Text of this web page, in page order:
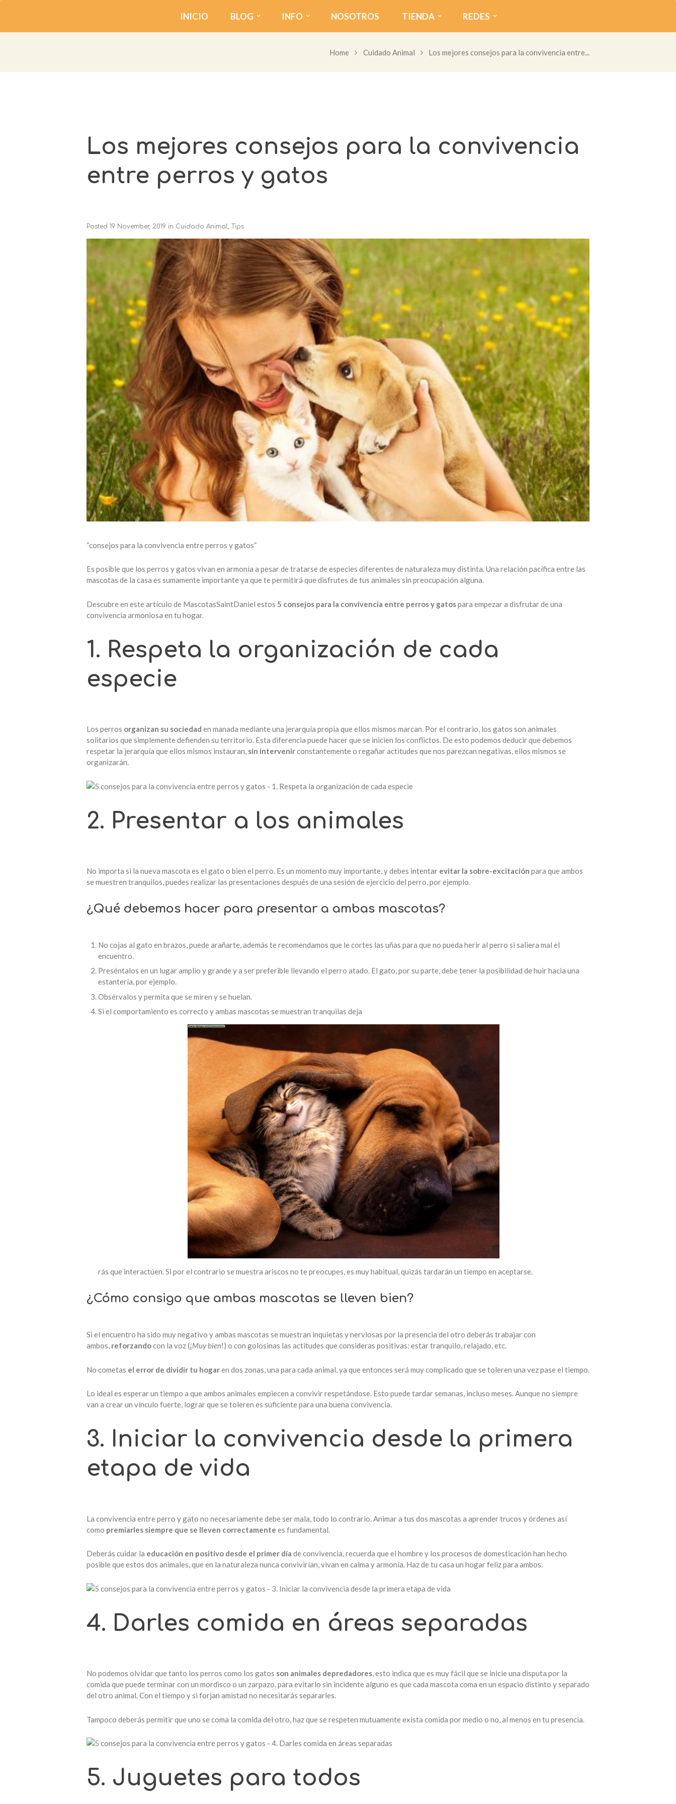
INICIO BLOG INFO NOSOTROS TIENDA REDES
Home Cuidado Animal Los mejores consejos para la convivencia entre...
Los mejores consejos para la convivencia
entre perros y gatos
Posted 19 November, 2019 in Cuidado Animal Tips
“consejos para la convivencia entre perros y gatos”
Es posible que los perros y gatos vivan en armonía a pesar de tratarse de especies diferentes de naturaleza muy distinta. Una relación pacífica entre las
mascotas de la casa es sumamente importante ya que te permitirá que disfrutes de tus animales sin preocupación alguna.
Descubre en este artículo de MascotasSaintDaniel estos 5 consejos para la convivencia entre perros y gatospara empezar a disfrutar de una
convivencia armoniosa en tu hogar.
1. Respeta la organización de cada
especie
Los perros organizan su sociedad en manada mediante una jerarquía propia que ellos mismos marcan. Por el contrario, los gatos son animales
solitarios que simplemente defienden su territorio. Esta diferencia puede hacer que se inicien los conflictos. De esto podemos deducir que debemos
respetar la jerarquía que ellos mismos instauran, sin intervenirconstantemente o regañar actitudes que nos parezcan negativas, ellos mismos se
organizarán.
2. Presentar a los animales
No importa si la nueva mascota es el gato o bien el perro. Es un momento muy importante, y debes intentar evitar la sobre-excitación para que ambos
se muestren tranquilos, puedes realizar las presentaciones después de una sesión de ejercicio del perro, por ejemplo.
¿Qué debemos hacer para presentar a ambas mascotas?
No cojas al gato en brazos, puede arañarte, además te recomendamos que le cortes las uñas para que no pueda herir al perro si saliera mal el
encuentro.
Preséntalos en un lugar amplio y grande y a ser preferible llevando el perro atado. El gato, por su parte, debe tener la posibilidad de huir hacia una
estantería, por ejemplo.
Obsérvalos y permita que se miren y se huelan.
Si el comportamiento es correcto y ambas mascotas se muestran tranquilas deja
rás que interactúen. Si por el contrario se muestra ariscos no te preocupes, es muy habitual, quizás tardarán un tiempo en aceptarse.
¿Cómo consigo que ambas mascotas se lleven bien?
Si el encuentro ha sido muy negativo y ambas mascotas se muestran inquietas y nerviosas por la presencia del otro deberás trabajar con
ambos, reforzandocon la voz (¡Muy bien!) o con golosinas las actitudes que consideras positivas: estar tranquilo, relajado, etc.
No cometas el error de dividir tu hogaren dos zonas, una para cada animal, ya que entonces será muy complicado que se toleren una vez pase el tiempo.
Lo ideal es esperar un tiempo a que ambos animales empiecen a convivir respetándose. Esto puede tardar semanas, incluso meses. Aunque no siempre
van a crear un vínculo fuerte, lograr que se toleren es suficiente para una buena convivencia.
3. Iniciar la convivencia desde la primera
etapa de vida
La convivencia entre perro y gato no necesariamente debe ser mala, todo lo contrario. Animar a tus dos mascotas a aprender trucos y órdenes así
como premiarles siempre que se lleven correctamente es fundamental.
Deberás cuidar la educación en positivo desde el primer día de convivencia, recuerda que el hombre y los procesos de domesticación han hecho
posible que estos dos animales, que en la naturaleza nunca convivirían, vivan en calma y armonía. Haz de tu casa un hogar feliz para ambos.
4. Darles comida en áreas separadas
No podemos olvidar que tanto los perros como los gatos son animales depredadores, esto indica que es muy fácil que se inicie una disputa por la
comida que puede terminar con un mordisco o un zarpazo, para evitarlo sin incidente alguno es que cada mascota coma en un espacio distinto y separado
del otro animal. Con el tiempo y si forjan amistad no necesitarás separarles.
Tampoco deberás permitir que uno se coma la comida del otro, haz que se respeten mutuamente exista comida por medio o no, al menos en tu presencia.
5. Juguetes para todos